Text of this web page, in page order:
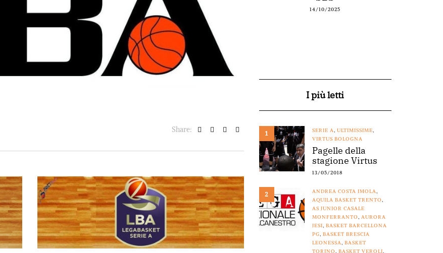
Share:
14/07/2025 17/06/2026 14/10/2025
I più letti
1 SERIE A, ULTIMISSIME,
VIRTUS BOLOGNA
Pagelle della
stagione Virtus
13/05/2018
2 ANDREA COSTA IMOLA,
AQUILA BASKET TRENTO,
AS JUNIOR CASALE
MONFERRANTO, AURORA
JESI, BASKET BARCELLONA
PG, BASKET BRESCIA
LEONESSA, BASKET
TORINO, BASKET VEROLI,